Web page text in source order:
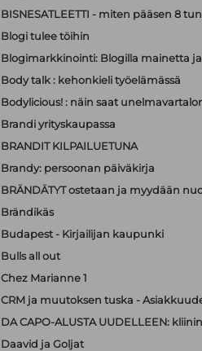
BISNESATLEETTI - miten pääsen 8
Blogi tulee töihin
Blogimarkkinointi: Blogilla mainetta
Body talk : kehonkieli työelämässä
Bodylicious! : näin saat
Brandi yrityskaupassa
BRANDIT KILPAILUETUNA
Brandy: persoonan päiväkirja
BRÄNDÄTYT ostetaan ja myydään
Brändikäs
Budapest - Kirjailijan kaupunki
Bulls all out
Chez Marianne 1
CRM ja muutoksen tuska -
DA CAPO-ALUSTA UUDELLEEN:
Daavid ja Goljat